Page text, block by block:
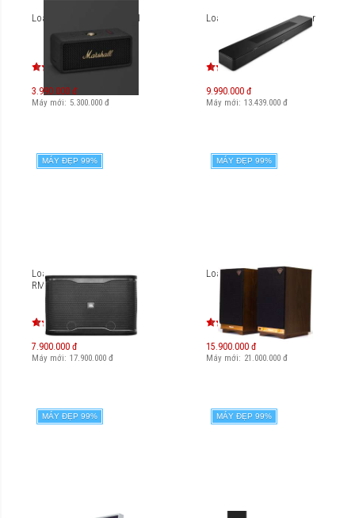
Loa Marshall Emberton III
3.990.000 đ
Máy mới: 5.300.000 đ
Loa Bose Smart Soundbar
9.990.000 đ
Máy mới: 13.439.000 đ
MÁY ĐẸP 99%
Loa Karaoke Active JBL
RM210 (1 cặp)
7.900.000 đ
Máy mới: 17.900.000 đ
MÁY ĐẸP 99%
Loa Klipsch The Sixes
15.900.000 đ
Máy mới: 21.000.000 đ
MÁY ĐẸP 99% MÁY ĐẸP 99%